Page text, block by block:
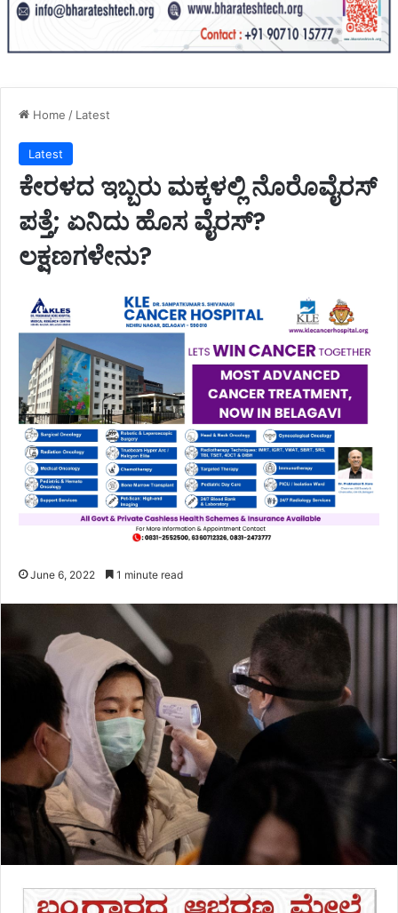
Home / Latest
Latest
ಕೇರಳದ ಇಬ್ಬರು ಮಕ್ಕಳಲ್ಲಿ ನೊರೊವೈರಸ್
ಪತ್ತೆ; ಏನಿದು ಹೊಸ ವೈರಸ್?
ಲಕ್ಷಣಗಳೇನು?
June 6, 2022 1 minute read